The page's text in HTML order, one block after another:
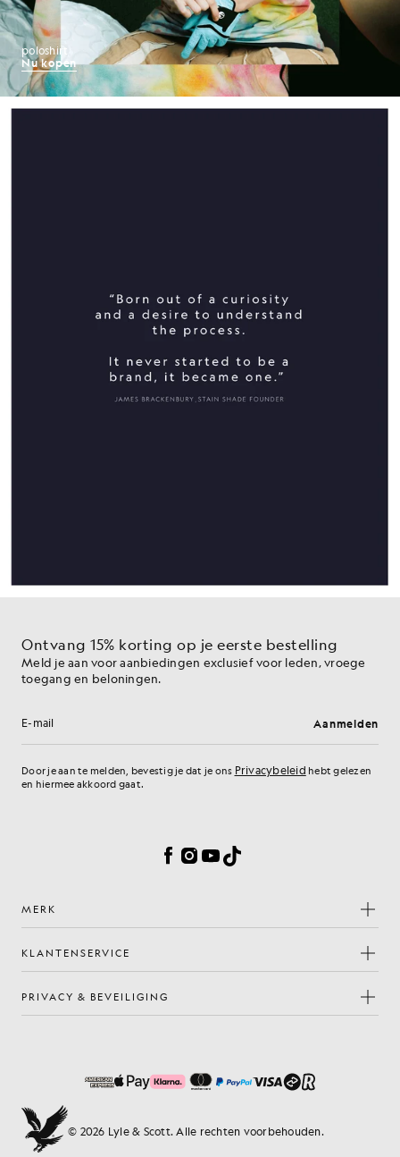
poloshirt
Nu kopen
Ontvang 15% korting op je eerste bestelling
Meld je aan voor aanbiedingen exclusief voor leden, vroege
toegang en beloningen.
E-mailadres Aanmelden
Door je aan te melden, bevestig je dat je ons Privacybeleid hebt gelezen
en hiermee akkoord gaat.
Facebook
Instagram
YouTube
TikTok
MERK
KLANTENSERVICE
PRIVACY & BEVEILIGING
© 2026 Lyle & Scott. Alle rechten voorbehouden.